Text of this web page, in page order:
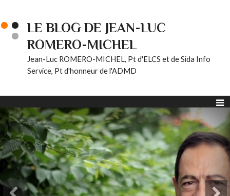
LE BLOG DE JEAN-LUC
ROMERO-MICHEL
Jean-Luc ROMERO-MICHEL, Pt d'ELCS et de Sida Info
Service, Pt d'honneur de l'ADMD